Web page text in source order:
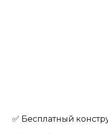
✅ Бесплатный